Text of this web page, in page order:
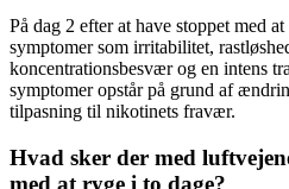
På dag 2 efter at have stoppet med
symptomer som irritabilitet,
koncentrationsbesvær og en intens
symptomer opstår på grund af
tilpasning til nikotinets fravær.
Hvad sker der med
med at ryge i to dage?